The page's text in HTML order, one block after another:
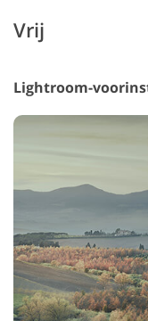
Vrij
Lightroom-